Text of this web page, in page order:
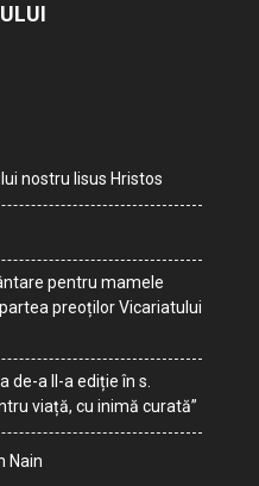
nostru Iisus Hristos
pentru mamele
preoților Vicariatului
de-a II-a ediție în s.
viață, cu inimă curată”
Nain